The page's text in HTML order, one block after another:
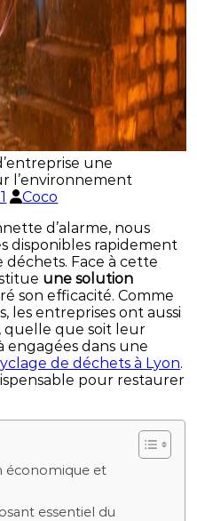
une
l’environnement
Coco
d’alarme, nous
disponibles rapidement
Face à cette
une solution
son efficacité. Comme
les entreprises ont aussi
quelle que soit leur
engagées dans une
de déchets à Lyon.
pour restaurer
économique et
essentiel du